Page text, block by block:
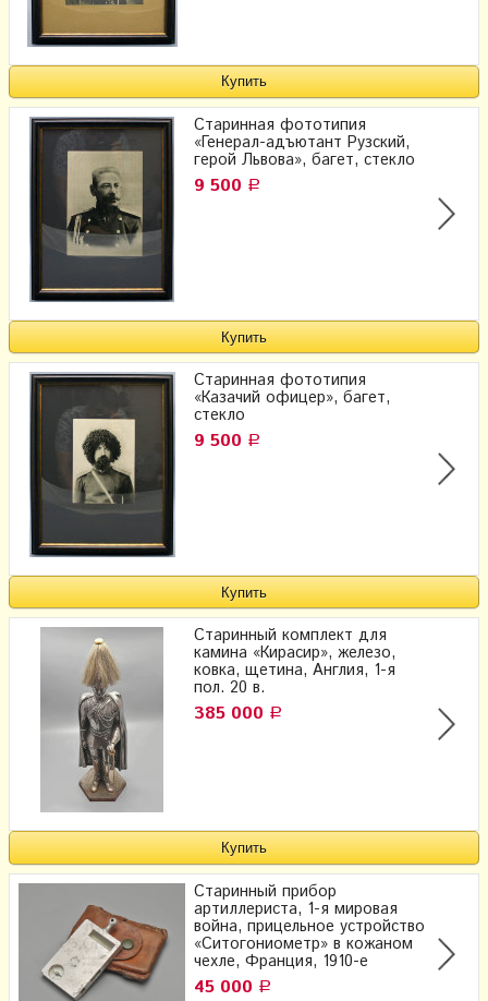
Старинная фототипия
«Генерал-адъютант Рузский,
герой Львова», багет, стекло
9 500 Р
Старинная фототипия
«Казачий офицер», багет,
стекло
9 500 Р
Старинный комплект для
камина «Кирасир», железо,
ковка, щетина, Англия, 1-я
пол. 20 в.
385 000 Р
Старинный прибор
артиллериста, 1-я мировая
война, прицельное устройство
«Ситогониометр» в кожаном
чехле, Франция, 1910-е
45 000 Р